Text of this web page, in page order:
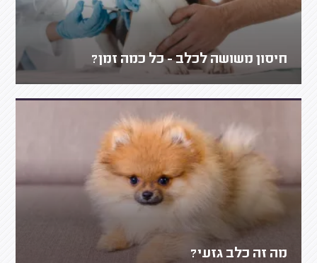
חיסון משושה לכלב - כל כמה זמן?
מה זה כלב גזעי?